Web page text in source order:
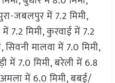
जबलपुर में 7.2 मिमी,
7.2 मिमी, कुरवाई में 7.2
सिवनी मालवा में 7.0 मिमी,
में 7.0 मिमी, बरेली में 6.8
अमला में 6.0 मिमी, बबई/